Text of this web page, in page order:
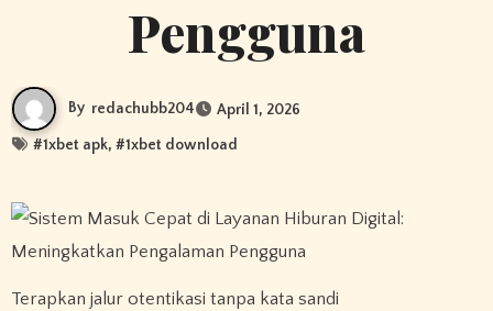
Pengguna
By redachubb204 April 1, 2026
#1xbet apk, #1xbet download
Terapkan jalur otentikasi tanpa kata sandi